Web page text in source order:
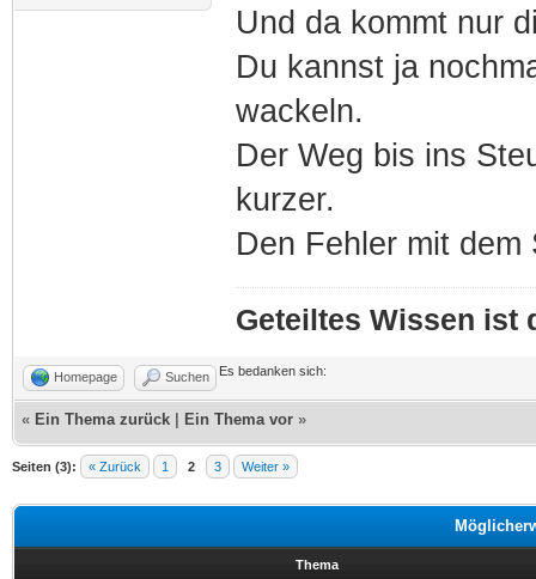
Und da kommt nur
Du kannst ja
wackeln.
Der Weg bis ins
kurzer.
Den Fehler mit
Geteiltes Wissen ist
Homepage Suchen Es bedanken sich:
« Ein Thema zurück Ein Thema vor »
Seiten (3): « Zurück 1 2 3 Weiter »
Thema